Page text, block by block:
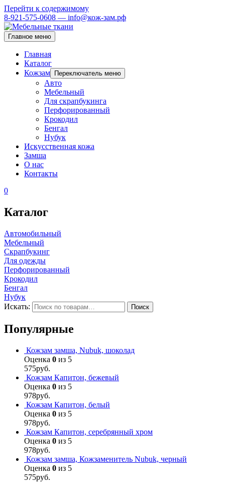
Перейти к содержимому
8-921-575-0608 — info@кож-зам.рф
Главное меню
Главная
Каталог
Кожзам
Переключатель меню
Авто
Мебельный
Для скрапбукинга
Перфорированный
Крокодил
Бенгал
Нубук
Искусственная кожа
Замша
О нас
Контакты
0
Каталог
Автомобильный
Мебельный
Скрапбукинг
Для одежды
Перфорированный
Крокодил
Бенгал
Нубук
Искать:
Поиск
Популярные
Кожзам замша, Nubuk, шоколад
Оценка 0 из 5
575руб.
Кожзам Капитон, бежевый
Оценка 0 из 5
978руб.
Кожзам Капитон, белый
Оценка 0 из 5
978руб.
Кожзам Капитон, серебрянный хром
Оценка 0 из 5
978руб.
Кожзам замша, Кожзаменитель Nubuk, черный
Оценка 0 из 5
575руб.